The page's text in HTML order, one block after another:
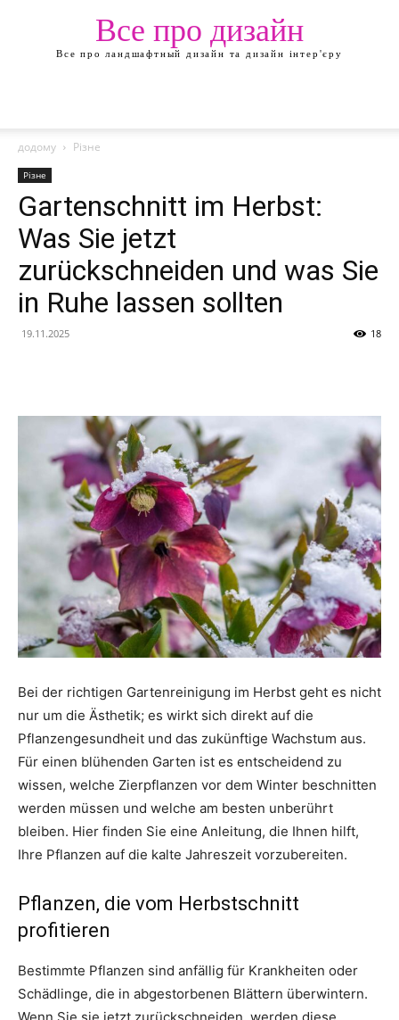
Все про дизайн
Все про ландшафтный дизайн та дизайн інтер'єру
додому Різне
Різне
Gartenschnitt im Herbst:
Was Sie jetzt
zurückschneiden und was Sie
in Ruhe lassen sollten
19.11.2025 18
Bei der richtigen Gartenreinigung im Herbst geht es nicht
nur um die Ästhetik; es wirkt sich direkt auf die
Pflanzengesundheit und das zukünftige Wachstum aus.
Für einen blühenden Garten ist es entscheidend zu
wissen, welche Zierpflanzen vor dem Winter beschnitten
werden müssen und welche am besten unberührt
bleiben. Hier finden Sie eine Anleitung, die Ihnen hilft,
Ihre Pflanzen auf die kalte Jahreszeit vorzubereiten.
Pflanzen, die vom Herbstschnitt
profitieren
Bestimmte Pflanzen sind anfällig für Krankheiten oder
Schädlinge, die in abgestorbenen Blättern überwintern.